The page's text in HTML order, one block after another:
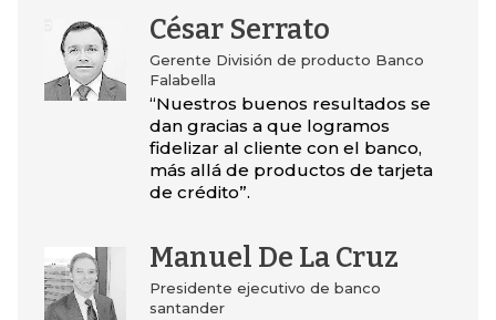
César Serrato
Gerente División de producto Banco
Falabella
“Nuestros buenos resultados se
dan gracias a que logramos
fidelizar al cliente con el banco,
más allá de productos de tarjeta
de crédito”.
Manuel De La Cruz
Presidente ejecutivo de banco
santander